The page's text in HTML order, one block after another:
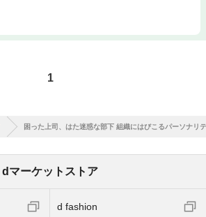
1
困った上司、はた迷惑な部下 組織にはびこるパーソナリ
dマーケットストア
d fashion